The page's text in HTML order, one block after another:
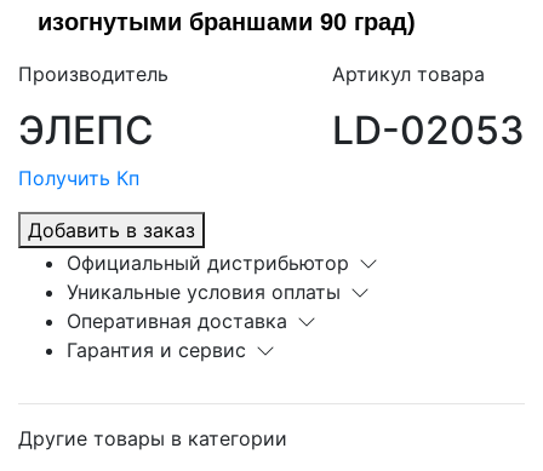
изогнутыми браншами 90 град)
Производитель
ЭЛЕПС
Артикул товара
LD-02053
Получить Кп
Добавить в заказ
Официальный дистрибьютор
Уникальные условия оплаты
Оперативная доставка
Гарантия и сервис
Другие товары в категории